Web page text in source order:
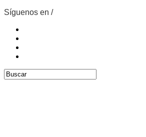
Síguenos en /